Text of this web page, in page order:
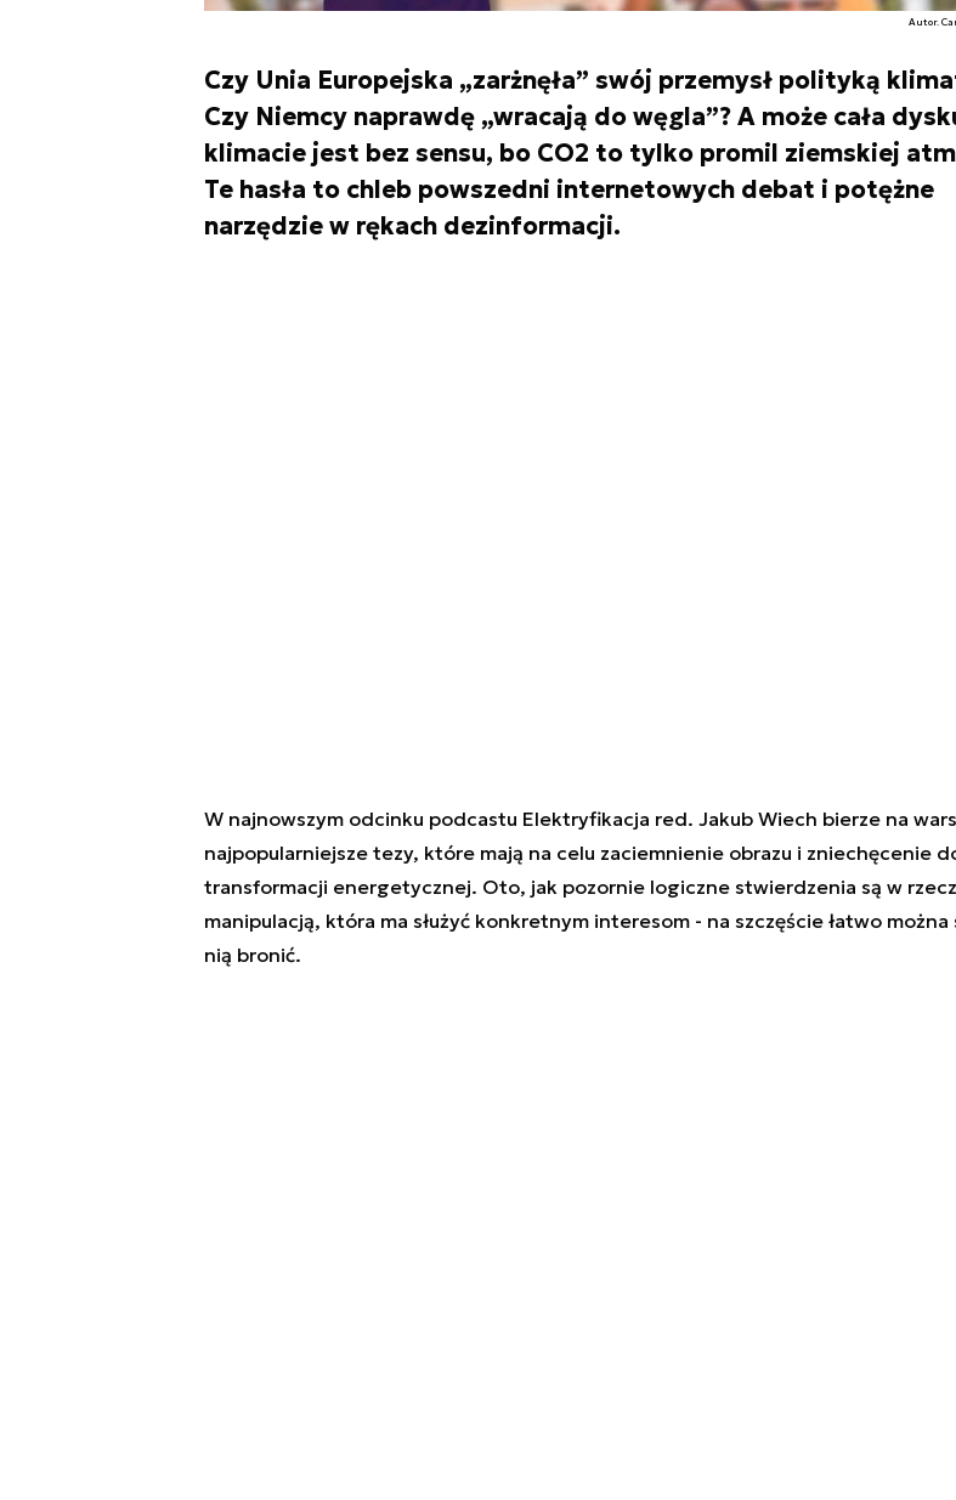
Autor.
Czy Unia Europejska „zarżnęła” swój przemysł polityką
Czy Niemcy naprawdę „wracają do węgla”? A może cała
klimacie jest bez sensu, bo CO2 to tylko promil ziemskiej
Te hasła to chleb powszedni internetowych debat i potężne
narzędzie w rękach dezinformacji.
W najnowszym odcinku podcastu Elektryfikacja red. Jakub Wiech bierze na
najpopularniejsze tezy, które mają na celu zaciemnienie obrazu i zniechęcenie
transformacji energetycznej. Oto, jak pozornie logiczne stwierdzenia są w
manipulacją, która ma służyć konkretnym interesom - na szczęście łatwo można
nią bronić.